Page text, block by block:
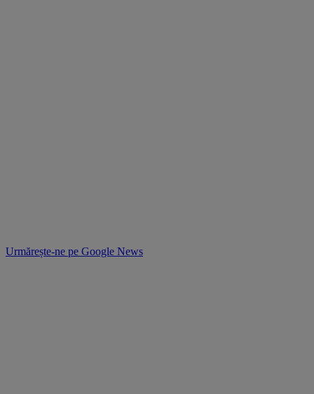
Urmărește-ne pe Google News